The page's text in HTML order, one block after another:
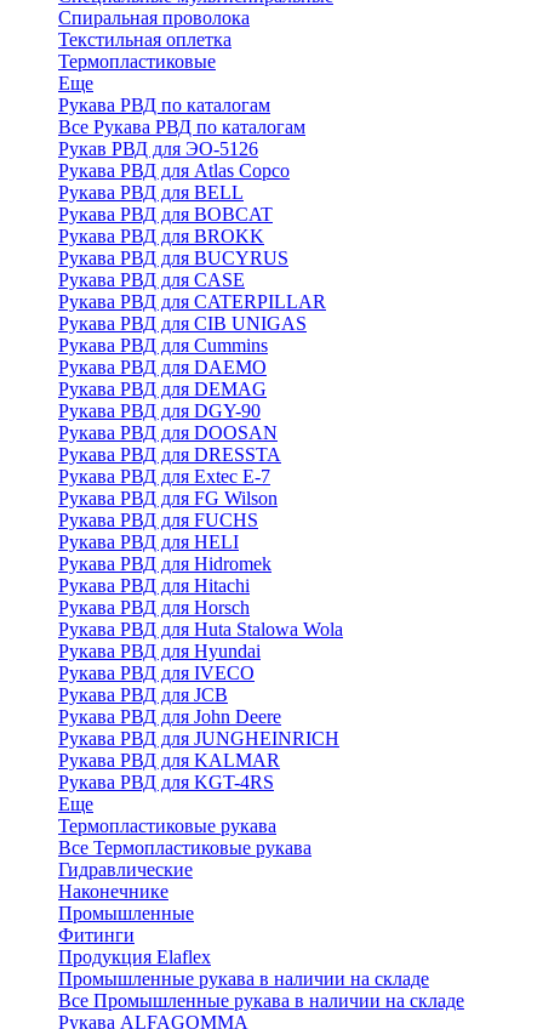
Спиральная проволока
Текстильная оплетка
Термопластиковые
Еще
Рукава РВД по каталогам
Все Рукава РВД по каталогам
Рукав РВД для ЭО-5126
Рукава РВД для Atlas Copco
Рукава РВД для BELL
Рукава РВД для BOBCAT
Рукава РВД для BROKK
Рукава РВД для BUCYRUS
Рукава РВД для CASE
Рукава РВД для CATERPILLAR
Рукава РВД для CIB UNIGAS
Рукава РВД для Cummins
Рукава РВД для DAEMO
Рукава РВД для DEMAG
Рукава РВД для DGY-90
Рукава РВД для DOOSAN
Рукава РВД для DRESSTA
Рукава РВД для Extec E-7
Рукава РВД для FG Wilson
Рукава РВД для FUCHS
Рукава РВД для HELI
Рукава РВД для Hidromek
Рукава РВД для Hitachi
Рукава РВД для Horsch
Рукава РВД для Huta Stalowa Wola
Рукава РВД для Hyundai
Рукава РВД для IVECO
Рукава РВД для JCB
Рукава РВД для John Deere
Рукава РВД для JUNGHEINRICH
Рукава РВД для KALMAR
Рукава РВД для KGT-4RS
Еще
Термопластиковые рукава
Все Термопластиковые рукава
Гидравлические
Наконечнике
Промышленные
Фитинги
Продукция Elaflex
Промышленные рукава в наличии на складе
Все Промышленные рукава в наличии на складе
Рукава ALFAGOMMA